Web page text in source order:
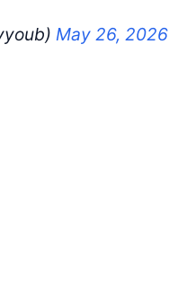
May 26, 2026